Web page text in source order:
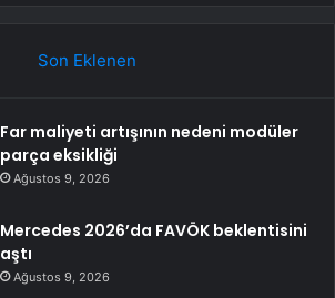
Son Eklenen
Far maliyeti artışının nedeni modüler
parça eksikliği
Ağustos 9, 2026
Mercedes 2026’da FAVÖK beklentisini
aştı
Ağustos 9, 2026